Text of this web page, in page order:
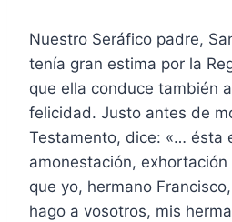
Nuestro Seráfico padre,
tenía gran estima por la
que ella conduce también
felicidad. Justo antes de
Testamento, dice: «… ésta
amonestación,
que yo, hermano
hago a vosotros, mis